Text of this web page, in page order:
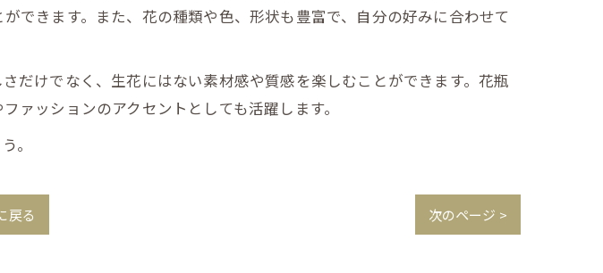
できます。また、花の種類や色、形状も豊富で、自分の好みに合わせて
だけでなく、生花にはない素材感や質感を楽しむことができます。花瓶
ァッションのアクセントとしても活躍します。
。
戻る 次のページ >